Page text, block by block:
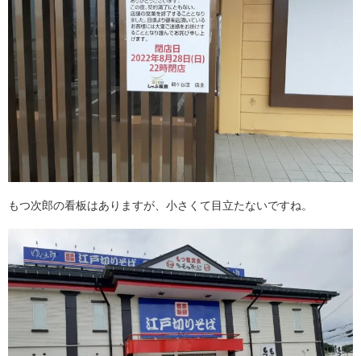
もつ次郎の看板はありますが、小さくて目立たないですね。